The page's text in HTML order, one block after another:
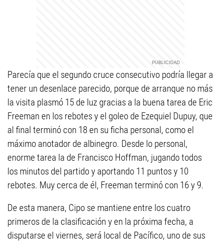
Parecía que el segundo cruce consecutivo podría llegar a
tener un desenlace parecido, porque de arranque no más
la visita plasmó 15 de luz gracias a la buena tarea de Eric
Freeman en los rebotes y el goleo de Ezequiel Dupuy, que
al final terminó con 18 en su ficha personal, como el
máximo anotador de albinegro. Desde lo personal,
enorme tarea la de Francisco Hoffman, jugando todos
los minutos del partido y aportando 11 puntos y 10
rebotes. Muy cerca de él, Freeman terminó con 16 y 9.
De esta manera, Cipo se mantiene entre los cuatro
primeros de la clasificación y en la próxima fecha, a
disputarse el viernes, será local de Pacífico, uno de sus